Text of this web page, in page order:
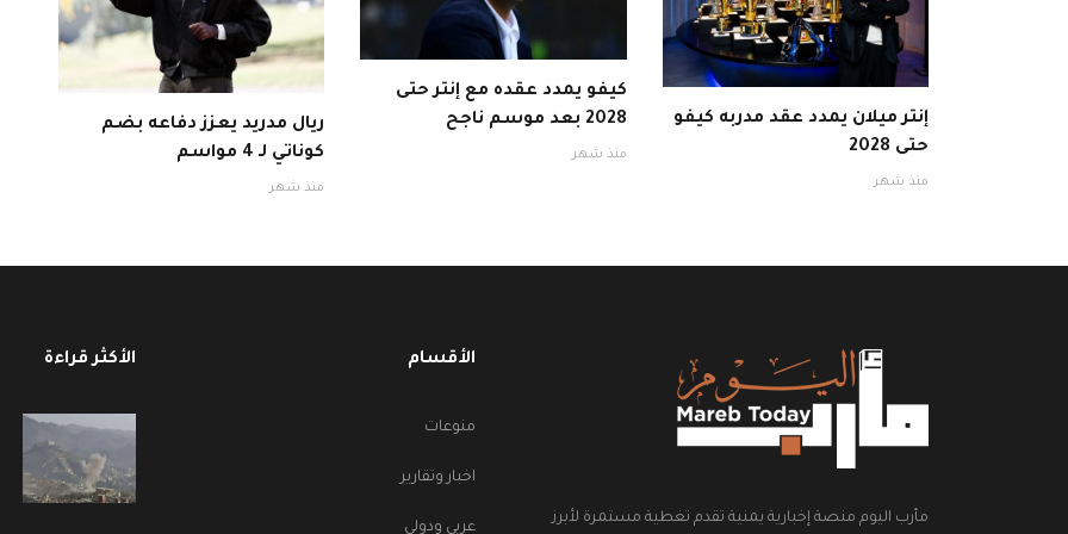
إنتر ميلان يمدد عقد مدربه كيفو
حتى 2028
منذ شهر
كيفو يمدد عقده مع إنتر حتى
2028 بعد موسم ناجح
منذ شهر
ريال مدريد يعزز دفاعه بضم
كوناتي لـ 4 مواسم
منذ شهر
مأرب اليوم منصة إخبارية يمنية تقدم تغطية مستمرة لأبرز
الأقسام
منوعات
اخبار وتقارير
عربي ودولي
الأكثر قراءة